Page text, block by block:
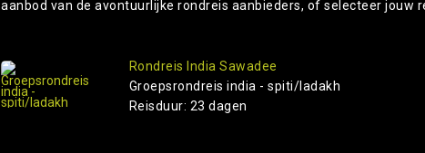
aanbod van de avontuurlijke rondreis aanbieders, of selecteer jouw
Rondreis India Sawadee
Groepsrondreis india - spiti/ladakh
Reisduur: 23 dagen